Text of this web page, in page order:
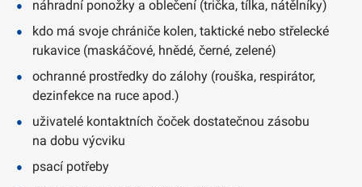
náhradní ponožky a oblečení (trička, tílka, nátělníky)
kdo má svoje chrániče kolen, taktické nebo střelecké
rukavice (maskáčové, hnědé, černé, zelené)
ochranné prostředky do zálohy (rouška, respirátor,
dezinfekce na ruce apod.)
uživatelé kontaktních čoček dostatečnou zásobu
na dobu výcviku
psací potřeby